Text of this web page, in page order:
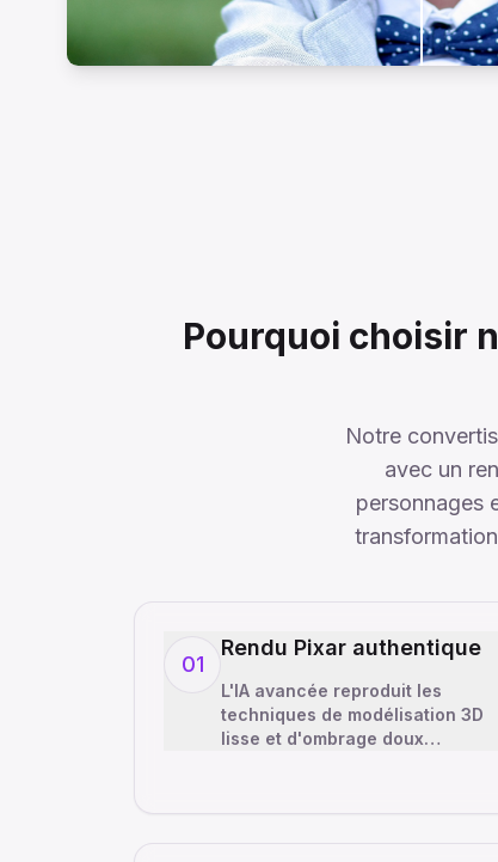
Pourquoi choisir
Notre
avec un
personnages
01
Rendu Pixar authentique
L'IA avancée reproduit les
techniques de modélisation 3D
lisse et d'ombrage doux